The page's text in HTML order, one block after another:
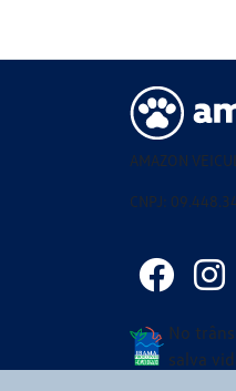
AMAZON
CNPJ:
No
salva